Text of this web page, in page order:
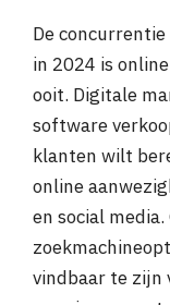
De
in 2024 is
ooit. Digitale
software
klanten wilt
online
en social
vindbaar te zijn